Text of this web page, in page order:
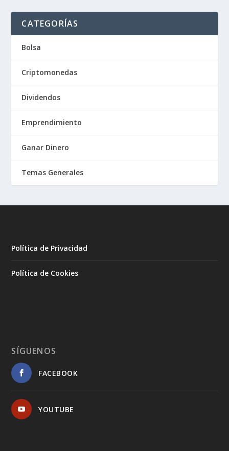
CATEGORÍAS
Bolsa
Criptomonedas
Dividendos
Emprendimiento
Ganar Dinero
Temas Generales
Política de Privacidad
Política de Cookies
SÍGUENOS
FACEBOOK
YOUTUBE